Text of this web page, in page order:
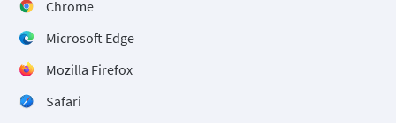
Chrome
Microsoft Edge
Mozilla Firefox
Safari